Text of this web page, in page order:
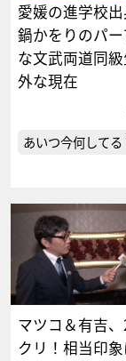
愛媛の進学校
鍋かをりのパ
な文武両道同
外な現在
あいつ今何してる
マツコ＆有吉
クリ！相当印